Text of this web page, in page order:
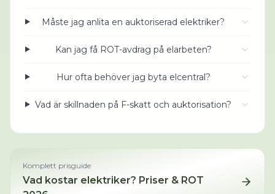
Måste jag anlita en auktoriserad elektriker?
Kan jag få ROT-avdrag på elarbeten?
Hur ofta behöver jag byta elcentral?
Vad är skillnaden på F-skatt och auktorisation?
Komplett prisguide
Vad kostar elektriker? Priser & ROT